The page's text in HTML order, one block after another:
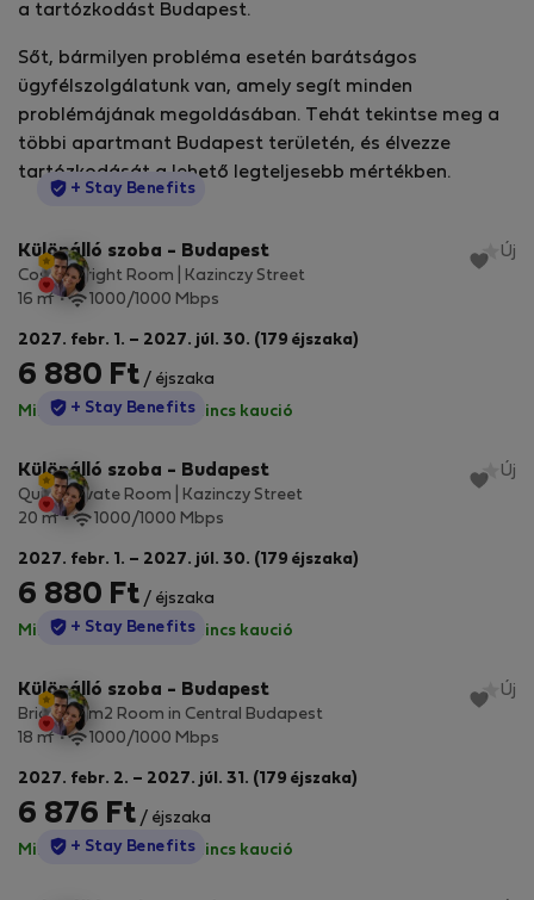
a tartózkodást Budapest.
Sőt, bármilyen probléma esetén barátságos
ügyfélszolgálatunk van, amely segít minden
problémájának megoldásában. Tehát tekintse meg a
többi apartmant Budapest területén, és élvezze
tartózkodását a lehető legteljesebb mértékben.
StayProtection
+ Stay Benefits
Különálló szoba - Budapest
Új
Cosy & Bright Room | Kazinczy Street
16 m2 1000/1000 Mbps
2027. febr. 1. – 2027. júl. 30. (179 éjszaka)
6 880 Ft / éjszaka
Minden díj benne van·Nincs kaució
StayProtection
+ Stay Benefits
Különálló szoba - Budapest
Új
Quiet Private Room | Kazinczy Street
20 m
2 1000/1000 Mbps
2027. febr. 1. – 2027. júl. 30. (179 éjszaka)
6 880 Ft / éjszaka
Minden díj benne van·Nincs kaució
StayProtection
+ Stay Benefits
Különálló szoba - Budapest
Új
Bright 18 m2 Room in Central Budapest
18 m2 1000/1000 Mbps
2027. febr. 2. – 2027. júl. 31. (179 éjszaka)
6 876 Ft / éjszaka
Minden díj benne van·Nincs kaució
StayProtection
+ Stay Benefits